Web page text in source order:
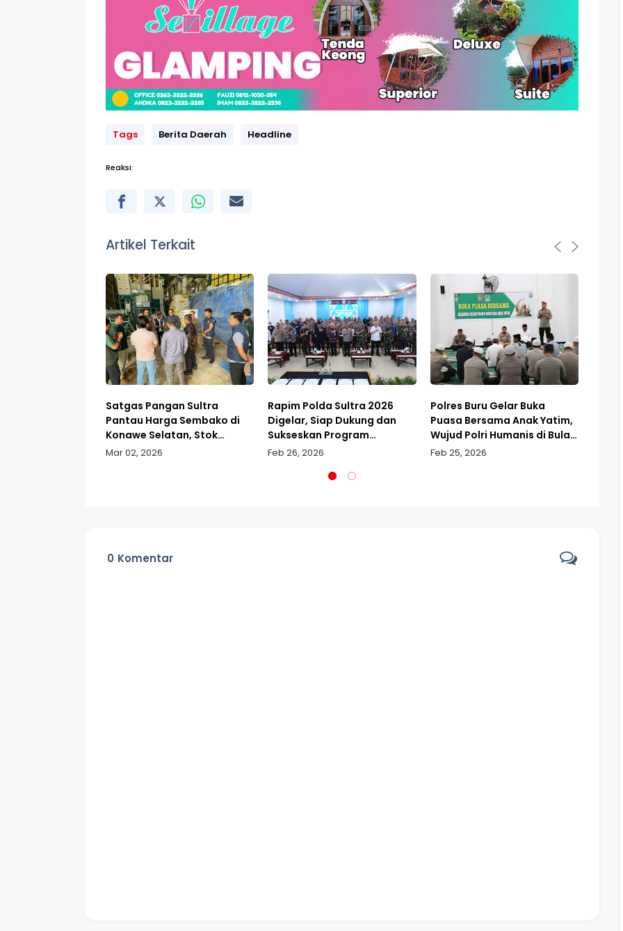
Tags Berita Daerah Headline
Reaksi:
Artikel Terkait
Satgas Pangan Sultra
Pantau Harga Sembako di
Konawe Selatan, Stok
Dipastikan Aman
Mar 02, 2026
Rapim Polda Sultra 2026
Digelar, Siap Dukung dan
Sukseskan Program
Pemerintah
Feb 26, 2026
Polres Buru Gelar Buka
Puasa Bersama Anak Yatim,
Wujud Polri Humanis di Bulan
Suci Ramadan
Feb 25, 2026
0 Komentar